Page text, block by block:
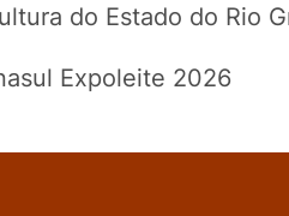
do Estado do Rio
Expoleite 2026